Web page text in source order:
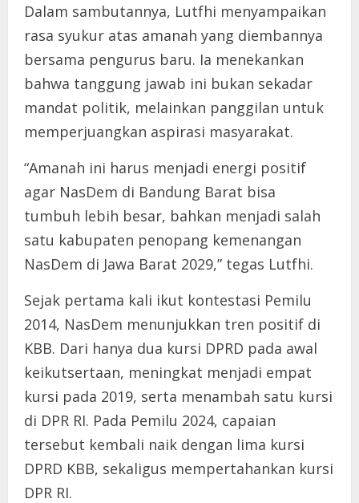
Dalam sambutannya, Lutfhi menyampaikan
rasa syukur atas amanah yang diembannya
bersama pengurus baru. Ia menekankan
bahwa tanggung jawab ini bukan sekadar
mandat politik, melainkan panggilan untuk
memperjuangkan aspirasi masyarakat.
“Amanah ini harus menjadi energi positif
agar NasDem di Bandung Barat bisa
tumbuh lebih besar, bahkan menjadi salah
satu kabupaten penopang kemenangan
NasDem di Jawa Barat 2029,” tegas Lutfhi.
Sejak pertama kali ikut kontestasi Pemilu
2014, NasDem menunjukkan tren positif di
KBB. Dari hanya dua kursi DPRD pada awal
keikutsertaan, meningkat menjadi empat
kursi pada 2019, serta menambah satu kursi
di DPR RI. Pada Pemilu 2024, capaian
tersebut kembali naik dengan lima kursi
DPRD KBB, sekaligus mempertahankan kursi
DPR RI.